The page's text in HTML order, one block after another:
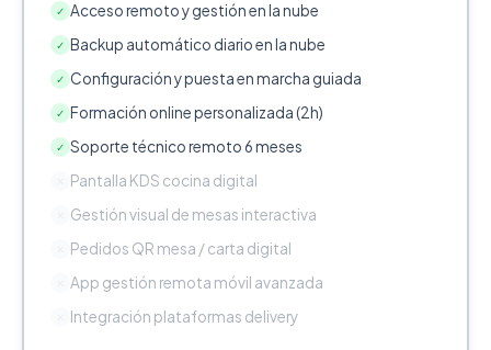
✓ Acceso remoto y gestión en la nube
✓ Backup automático diario en la nube
✓ Configuración y puesta en marcha guiada
✓ Formación online personalizada (2h)
✓ Soporte técnico remoto 6 meses
Pantalla KDS cocina digital
Gestión visual de mesas interactiva
Pedidos QR mesa / carta digital
App gestión remota móvil avanzada
Integración plataformas delivery